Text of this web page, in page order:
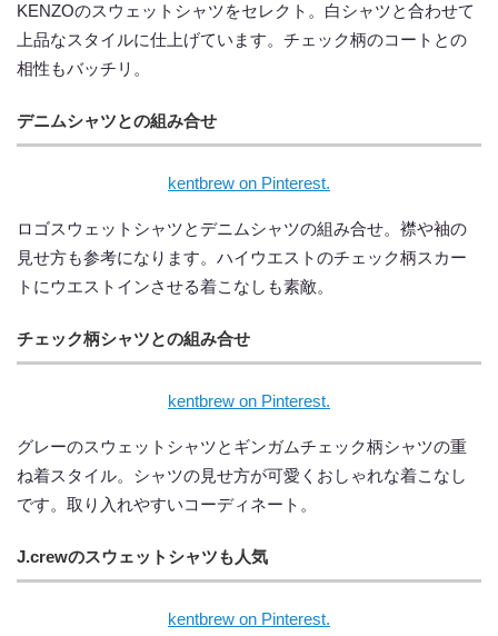
KENZOのスウェットシャツをセレクト。白シャツと合わせて
上品なスタイルに仕上げています。チェック柄のコートとの
相性もバッチリ。
デニムシャツとの組み合せ
kentbrew on Pinterest.
ロゴスウェットシャツとデニムシャツの組み合せ。襟や袖の
見せ方も参考になります。ハイウエストのチェック柄スカー
トにウエストインさせる着こなしも素敵。
チェック柄シャツとの組み合せ
kentbrew on Pinterest.
グレーのスウェットシャツとギンガムチェック柄シャツの重
ね着スタイル。シャツの見せ方が可愛くおしゃれな着こなし
です。取り入れやすいコーディネート。
J.crewのスウェットシャツも人気
kentbrew on Pinterest.